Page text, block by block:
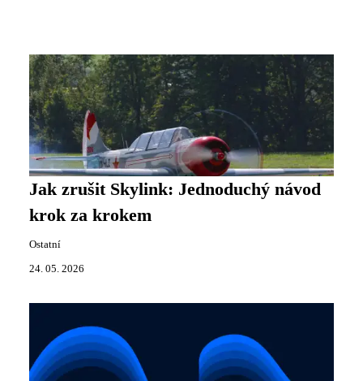
Jak zrušit Skylink: Jednoduchý návod
krok za krokem
Ostatní
24. 05. 2026